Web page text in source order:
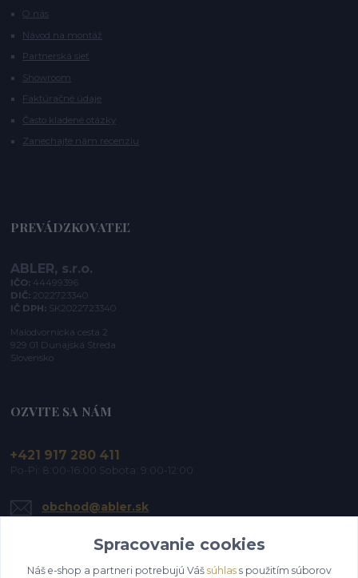
O nás
Návod na montáž
Partnerská sieť
Showroom
Faktúračné údaje
Často kladené otázky
Zanechajte nám recenziu
PREVÁDZKOVATEĽ
ABLER, s.r.o.
IČO: 44499396
DIČ: 2022723340
IČ DPH: SK2022723340
Malodvornícka cesta 2
929 01 Dunajská Streda
Slovensko
OZVITE SA NÁM
+421 917 280 411
Po-Pi: 8:00-16:00 Sobota: 9:00-12:00
obchod@abler.sk
Spracovanie cookies
Náš e-shop a partneri potrebujú Váš súhlass použitím súborov